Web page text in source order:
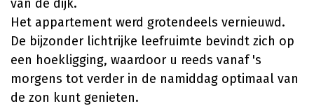
van de dijk.
Het appartement werd grotendeels vernieuwd.
De bijzonder lichtrijke leefruimte bevindt zich op
een hoekligging, waardoor u reeds vanaf 's
morgens tot verder in de namiddag optimaal van
de zon kunt genieten.